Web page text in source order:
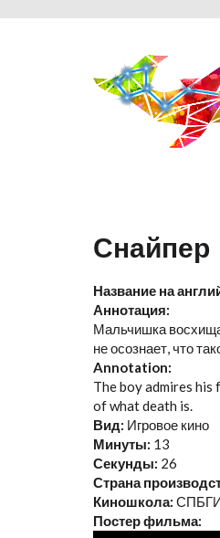
Снайпер
Название на
Аннотация:
Мальчишка
не осознает, что
Annotation:
The boy admires
of what death is.
Вид: Игровое кино
Минуты: 13
Секунды: 26
Страна
Киношкола:
Постер фильма: